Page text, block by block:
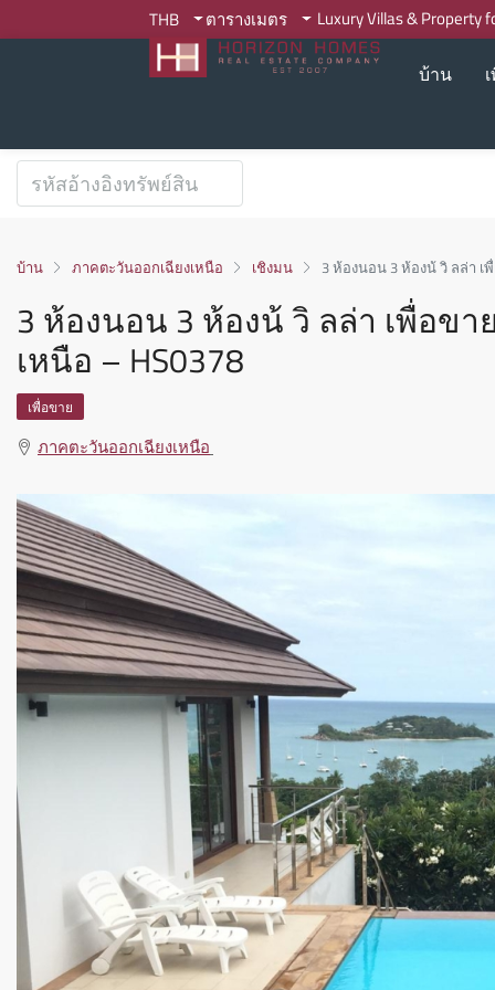
THB ตารางเมตร Luxury Villas & Property
บ้าน
บ้าน ภาคตะวันออกเฉียงเหนือ เชิงมน 3 ห้องนอน 3 ห้องน้ วิ ลล่า เ
3 ห้องนอน 3 ห้องน้ วิ ลล่า เพื่อข
เหนือ – HS0378
เพื่อขาย
ภาคตะวันออกเฉียงเหนือ